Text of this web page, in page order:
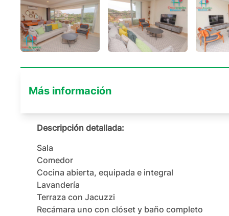
Más información
Descripción detallada:
Sala
Comedor
Cocina abierta, equipada e integral
Lavandería
Terraza con Jacuzzi
Recámara uno con clóset y baño completo